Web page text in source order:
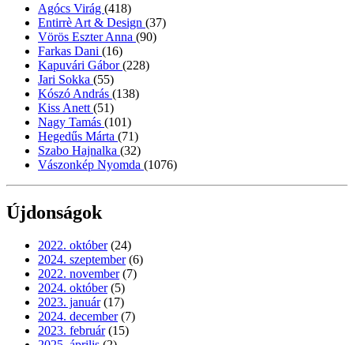
Agócs Virág (418)
Entirrè Art & Design (37)
Vörös Eszter Anna (90)
Farkas Dani (16)
Kapuvári Gábor(228)
Jari Sokka (55)
Kószó András (138)
Kiss Anett (51)
Nagy Tamás (101)
Hegedűs Márta (71)
Szabo Hajnalka (32)
Vászonkép Nyomda (1076)
Újdonságok
2022. október (24)
2024. szeptember (6)
2022. november (7)
2024. október (5)
2023. január (17)
2024. december (7)
2023. február (15)